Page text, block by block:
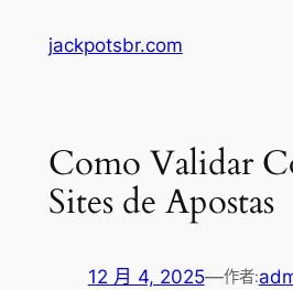
jackpotsbr.com
Como Validar
Sites de Apostas
12 月 4, 2025—作者: